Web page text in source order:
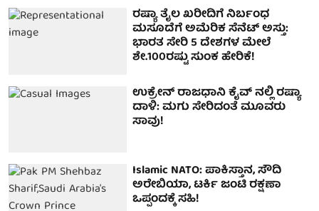
ರಷ್ಯಾ ತೈಲ ಖರೀದಿಗೆ ನಿರ್ಬಂಧ
ಮಸೂದೆಗೆ ಅಮೆರಿಕ ಸೆನೆಟ್ ಅಸ್ತು:
ಭಾರತ ಸೇರಿ 5 ದೇಶಗಳ ಮೇಲೆ
ಶೇ.100ರಷ್ಟು ಸುಂಕ ಹೇರಿಕೆ!
ಉಕ್ರೇನ್ ರಾಜಧಾನಿ ಕೈವ್ ನಲ್ಲಿ ರಷ್ಯಾ
ದಾಳಿ: ಮಗು ಸೇರಿದಂತೆ ಮೂವರು
ಸಾವು!
Islamic NATO: ಪಾಕಿಸ್ತಾನ, ಸೌದಿ
ಅರೇಬಿಯಾ, ಟರ್ಕಿ ಜಂಟಿ ರಕ್ಷಣಾ
ಒಪ್ಪಂದಕ್ಕೆ ಸಹಿ!